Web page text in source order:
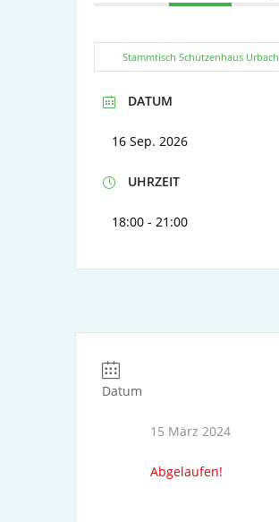
Stammtisch Schützenhaus Urbach
DATUM
16 Sep. 2026
UHRZEIT
18:00 - 21:00
Datum
15 März 2024
Abgelaufen!